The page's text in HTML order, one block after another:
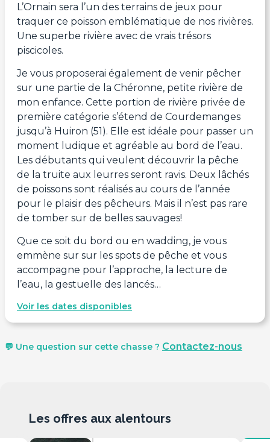
L’Ornain sera l’un des terrains de jeux pour
traquer ce poisson emblématique de nos rivières.
Une superbe rivière avec de vrais trésors
piscicoles.
Je vous proposerai également de venir pêcher
sur une partie de la Chéronne, petite rivière de
mon enfance. Cette portion de rivière privée de
première catégorie s’étend de Courdemanges
jusqu’à Huiron (51). Elle est idéale pour passer un
moment ludique et agréable au bord de l’eau.
Les débutants qui veulent découvrir la pêche
de la truite aux leurres seront ravis. Deux lâchés
de poissons sont réalisés au cours de l’année
pour le plaisir des pêcheurs. Mais il n’est pas rare
de tomber sur de belles sauvages!
Que ce soit du bord ou en wadding, je vous
emmène sur sur les spots de pêche et vous
accompagne pour l’approche, la lecture de
l’eau, la gestuelle des lancés…
Voir les dates disponibles
💬 Une question sur cette chasse ? Contactez-nous
Les offres aux alentours